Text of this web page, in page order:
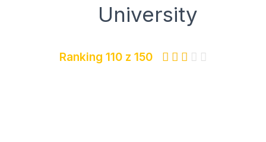
University
Ranking 110 z 150     